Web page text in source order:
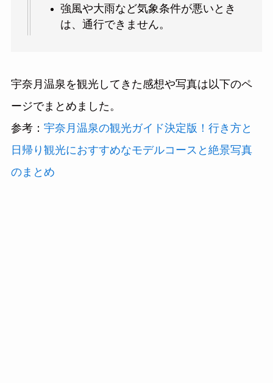
強風や大雨など気象条件が悪いとき
は、通行できません。
宇奈月温泉を観光してきた感想や写真は以下のペ
ージでまとめました。
参考： 宇奈月温泉の観光ガイド決定版！行き方と
日帰り観光におすすめなモデルコースと絶景写真
のまとめ